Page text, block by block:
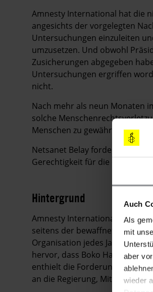
Auch
Als
mit
aber
wieder
Amnesty International hat die
angesichts der vorgelegten
Untersuchungen einzuleiten
umzusetzen. Und obwohl
Zusicherungen abgegeben
Untersuchungen ergriffen
nicht.
Nach mehr als neun Monaten
solche
Menschen zu gewährleisten,
Netsanet Belay fordert: "Der in
Gerechtigkeit für die 640
Hintergrund
Amnesty International
seitens der bewaffneten
Organisation jedes Jahr einen
hervor, dass Boko Haram
enthielt die Forderung an
an die Regierung, Mitglieder